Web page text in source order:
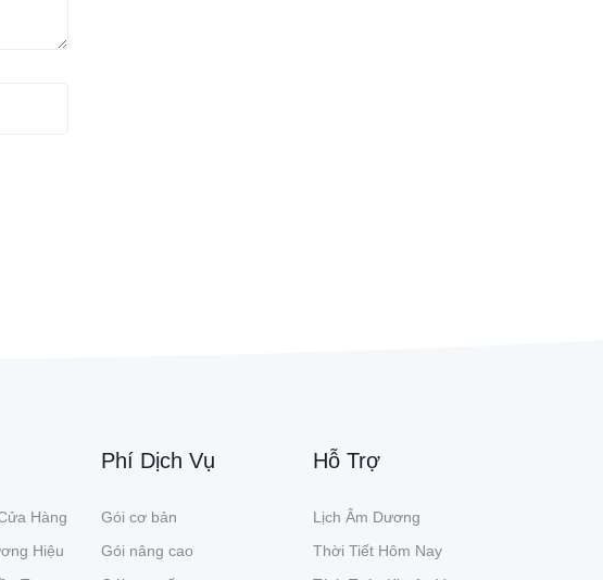
Hàng
Hiệu
Phí Dịch Vụ
Gói cơ bản
Gói nâng cao
Hỗ Trợ
Lịch Âm Dương
Thời Tiết Hôm Nay